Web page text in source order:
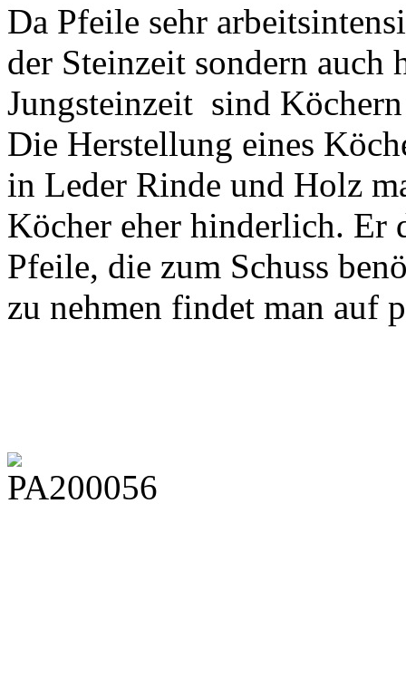
Da Pfeile sehr
der Steinzeit sondern
Jungsteinzeit sind
Die Herstellung eines
in Leder Rinde und Holz
Köcher eher hinderlich. Er
Pfeile, die zum Schuss
zu nehmen findet man auf